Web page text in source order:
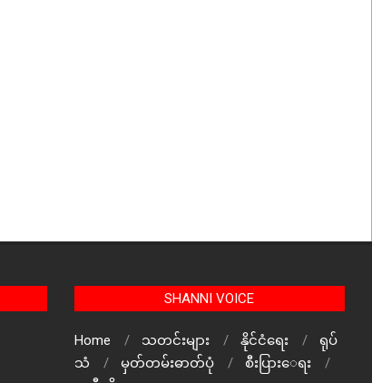
SHANNI VOICE
Home သတင်းများ နိုင်ငံရေး
ရုပ်
သံ
မှတ်တမ်းဓာတ်ပုံ
စီးပြားေရး